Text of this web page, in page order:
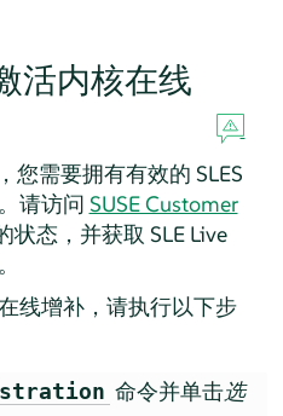
活内核在线
您需要拥有有效的 SLES
请访问 SUSE Customer
状态，并获取 SLE Live
线增补，请执行以下步
命令并单击选